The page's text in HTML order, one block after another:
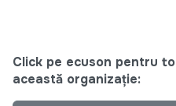
Click pe ecuson pentru
această organizație: